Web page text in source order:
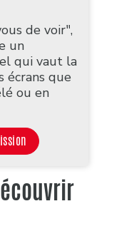
de voir",
un
qui vaut la
écrans que
ou en